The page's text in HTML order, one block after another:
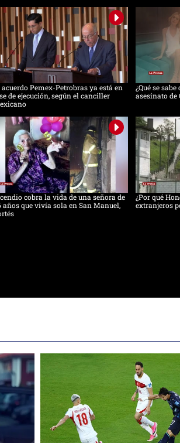
acuerdo Pemex-Petrobras ya está en
de ejecución, según el canciller
¿Qué se
asesinato de
cobra la vida de una señora de
años que vivía sola en San Manuel,
¿Por qué
extranjeros